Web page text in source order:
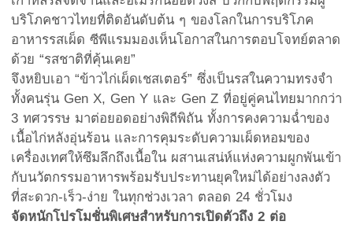
บริโภคชาวไทยที่ติดอันดับต้น ๆ ของโลกในการบริโภค
อาหารรสเผ็ด ซีพีแรมมองเห็นโอกาสในการตอบโจทย์ตลาด
ด้วย “รสชาติที่คุ้นเคย”
จึงหยิบเอา “ข้าวไก่เผ็ดเชสเตอร์” ซึ่งเป็นรสในความทรงจำ
ทั้งคนรุ่น Gen X, Gen Y และ Gen Z ที่อยู่คู่คนไทยมากกว่า
3 ทศวรรษ มาต่อยอดอย่างพิถีพิถัน ทั้งการคงความฉ่ำของ
เนื้อไก่หลังอุ่นร้อน และการคุมระดับความเผ็ดหอมของ
เครื่องเทศให้ซึมลึกถึงเนื้อใน ผสานเสน่ห์แห่งความผูกพันเข้า
กับนวัตกรรมอาหารพร้อมรับประทานยุคใหม่ได้อย่างลงตัว
ที่สะดวก-เร็ว-ง่าย ในทุกช่วงเวลา ตลอด 24 ชั่วโมง
จัดหนักโปรโมชั่นพิเศษสำหรับการเปิดตัวถึง 2 ต่อ